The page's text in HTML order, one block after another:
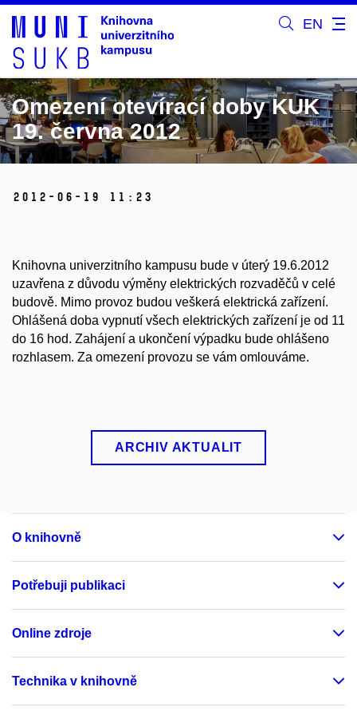
EN
Omezení otevírací doby KUK
19. června 2012
2012-06-19 11:23
Knihovna univerzitního kampusu bude v úterý 19.6.2012
uzavřena z důvodu výměny elektrických rozvaděčů v celé
budově. Mimo provoz budou veškerá elektrická zařízení.
Ohlášená doba vypnutí všech elektrických zařízení je od 11
do 16 hod. Zahájení a ukončení výpadku bude ohlášeno
rozhlasem. Za omezení provozu se vám omlouváme.
ARCHIV AKTUALIT
O knihovně
Potřebuji publikaci
Online zdroje
Technika v knihovně